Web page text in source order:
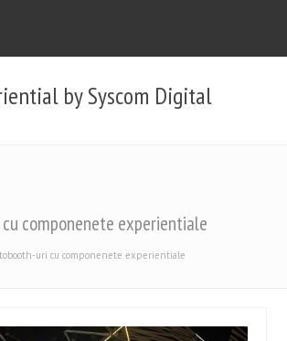
by Syscom Digital
componenete experientiale
uri cu componenete experientiale